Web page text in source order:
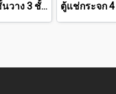
ตู้แช่กระจก 4 ด้าน ชั้นวาง 3 ชั้น SANDEN 2.8 คิว (สีดำ) SAG-0785-BLACK